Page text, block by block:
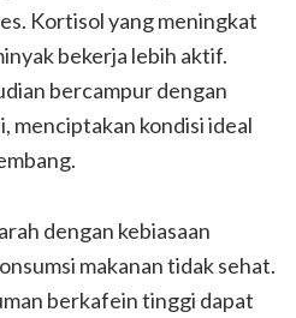
Kortisol yang meningkat
bekerja lebih aktif.
bercampur dengan
menciptakan kondisi ideal
dengan kebiasaan
makanan tidak sehat.
berkafein tinggi dapat